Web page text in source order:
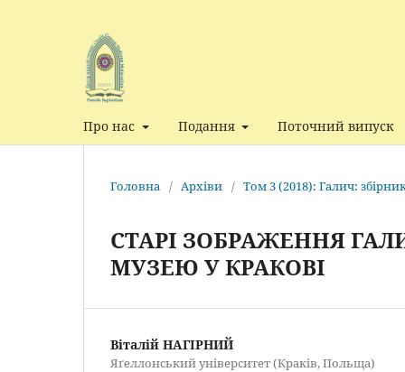
Про нас Подання Поточний випуск
Головна / Архіви / Том 3 (2018): Галич:
СТАРІ ЗОБРАЖЕННЯ
МУЗЕЮ У КРАКОВІ
Віталій НАГІРНИЙ
Яґеллонський університет (Краків, Польща)